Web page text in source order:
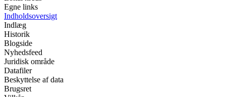
Egne links
Indholdsoversigt
Indlæg
Historik
Blogside
Nyhedsfeed
Juridisk område
Datafiler
Beskyttelse af data
Brugsret